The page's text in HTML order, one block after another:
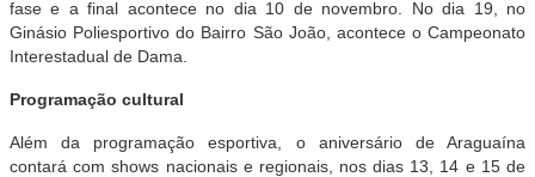
fase e a final acontece no dia 10 de novembro. No dia 19, no
Ginásio Poliesportivo do Bairro São João, acontece o Campeonato
Interestadual de Dama.
Programação cultural
Além da programação esportiva, o aniversário de Araguaína
contará com shows nacionais e regionais, nos dias 13, 14 e 15 de